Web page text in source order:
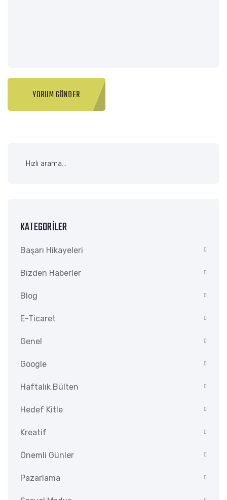
KATEGORILER
Başarı Hikayeleri
Bizden Haberler
Blog
E-Ticaret
Genel
Google
Haftalık Bülten
Hedef Kitle
Kreatif
Önemli Günler
Pazarlama